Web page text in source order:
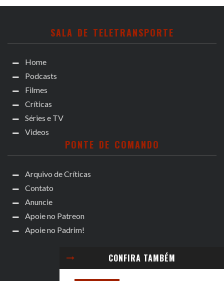
CONFIRA TAMBÉM
SALA DE TELETRANSPORTE
Home
Podcasts
Filmes
Críticas
Séries e TV
Videos
PONTE DE COMANDO
Arquivo de Críticas
Contato
Anuncie
Apoie no Patreon
Apoie no Padrim!